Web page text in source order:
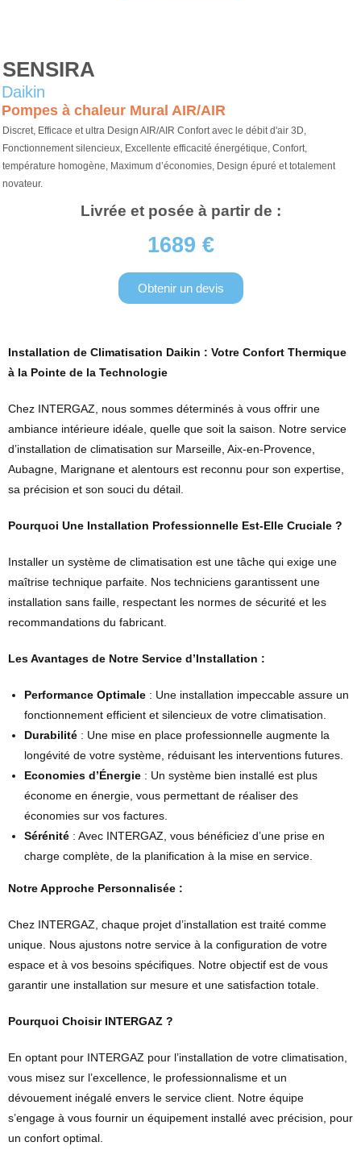
SENSIRA
Daikin
Pompes à chaleur Mural AIR/AIR
Discret, Efficace et ultra Design AIR/AIR Confort avec le débit d'air 3D,
Fonctionnement silencieux, Excellente efficacité énergétique, Confort,
température homogène, Maximum d’économies, Design épuré et totalement
novateur.
Livrée et posée à partir de :
1689 €
Obtenir un devis
Installation de Climatisation Daikin : Votre Confort Thermique
à la Pointe de la Technologie
Chez INTERGAZ, nous sommes déterminés à vous offrir une
ambiance intérieure idéale, quelle que soit la saison. Notre service
d’installation de climatisation sur Marseille, Aix-en-Provence,
Aubagne, Marignane et alentours est reconnu pour son expertise,
sa précision et son souci du détail.
Pourquoi Une Installation Professionnelle Est-Elle Cruciale ?
Installer un système de climatisation est une tâche qui exige une
maîtrise technique parfaite. Nos techniciens garantissent une
installation sans faille, respectant les normes de sécurité et les
recommandations du fabricant.
Les Avantages de Notre Service d’Installation :
Performance Optimale : Une installation impeccable assure un
fonctionnement efficient et silencieux de votre climatisation.
Durabilité : Une mise en place professionnelle augmente la
longévité de votre système, réduisant les interventions futures.
Economies d’Énergie : Un système bien installé est plus
économe en énergie, vous permettant de réaliser des
économies sur vos factures.
Sérénité : Avec INTERGAZ, vous bénéficiez d’une prise en
charge complète, de la planification à la mise en service.
Notre Approche Personnalisée :
Chez INTERGAZ, chaque projet d’installation est traité comme
unique. Nous ajustons notre service à la configuration de votre
espace et à vos besoins spécifiques. Notre objectif est de vous
garantir une installation sur mesure et une satisfaction totale.
Pourquoi Choisir INTERGAZ ?
En optant pour INTERGAZ pour l’installation de votre climatisation,
vous misez sur l’excellence, le professionnalisme et un
dévouement inégalé envers le service client. Notre équipe
s’engage à vous fournir un équipement installé avec précision, pour
un confort optimal.